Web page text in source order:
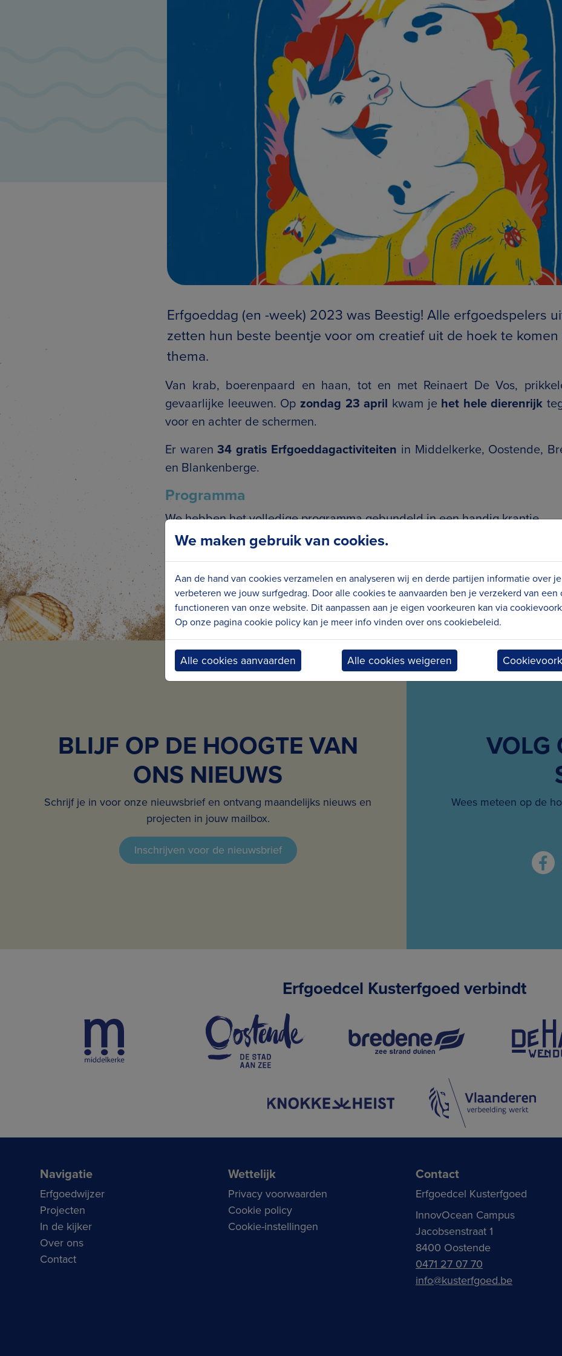
Erfgoeddag (en -week) 2023 was Beestig! Alle erfgoedspelers
zetten hun beste beentje voor om creatief uit de hoek te
thema.
Van krab, boerenpaard en haan, tot en met Reinaert De Vos,
gevaarlijke leeuwen. Op zondag 23 april kwam je het hele dierenrijk
voor en achter de schermen.
Er waren34 gratis Erfgoeddagactiviteiten in Middelkerke, Oostende,
en Blankenberge.
Programma
We hebben het volledige programma gebundeld in een handig krantje.
Ontdek het volledige programma hier
BLIJF OP DE HOOGTE VAN
ONS NIEUWS
Schrijf je in voor onze nieuwsbrief en ontvang maandelijks nieuws en
projecten in jouw mailbox.
Inschrijven voor de nieuwsbrief
VOLG
Wees meteen op de
Erfgoedcel Kusterfgoed verbindt
Navigatie
Erfgoedwijzer
Projecten
In de kijker
Over ons
Contact
Wettelijk
Privacy voorwaarden
Cookie policy
Cookie-instellingen
Contact
Erfgoedcel Kusterfgoed
InnovOcean Campus
Jacobsenstraat 1
8400 Oostende
0471 27 07 70
info@kusterfgoed.be
We maken gebruik van cookies.
Aan de hand van cookies verzamelen en analyseren wij en derde partijen informatie over
verbeteren we jouw surfgedrag. Door alle cookies te aanvaarden ben je verzekerd van een
functioneren van onze website. Dit aanpassen aan je eigen voorkeuren kan via
Op onze pagina cookie policy kan je meer info vinden over ons cookiebeleid.
Alle cookies aanvaarden Alle cookies weigeren